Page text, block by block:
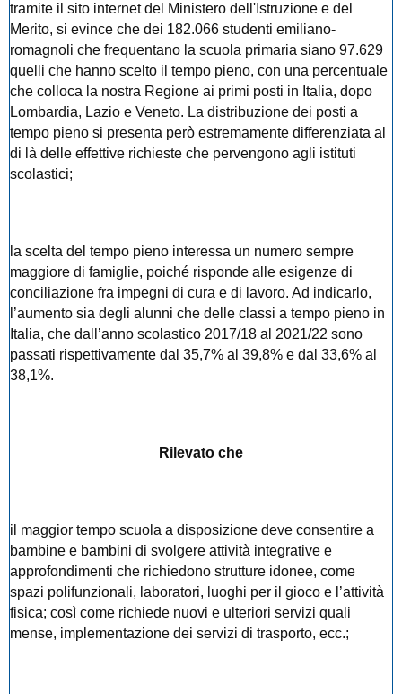
tramite il sito internet del Ministero dell'Istruzione e del
Merito, si evince che dei 182.066 studenti emiliano-
romagnoli che frequentano la scuola primaria siano 97.629
quelli che hanno scelto il tempo pieno, con una percentuale
che colloca la nostra Regione ai primi posti in Italia, dopo
Lombardia, Lazio e Veneto. La distribuzione dei posti a
tempo pieno si presenta però estremamente differenziata al
di là delle effettive richieste che pervengono agli istituti
scolastici;
la scelta del tempo pieno interessa un numero sempre
maggiore di famiglie, poiché risponde alle esigenze di
conciliazione fra impegni di cura e di lavoro. Ad indicarlo,
l’aumento sia degli alunni che delle classi a tempo pieno in
Italia, che dall’anno scolastico 2017/18 al 2021/22 sono
passati rispettivamente dal 35,7% al 39,8% e dal 33,6% al
38,1%.
Rilevato che
il maggior tempo scuola a disposizione deve consentire a
bambine e bambini di svolgere attività integrative e
approfondimenti che richiedono strutture idonee, come
spazi polifunzionali, laboratori, luoghi per il gioco e l’attività
fisica; così come richiede nuovi e ulteriori servizi quali
mense, implementazione dei servizi di trasporto, ecc.;